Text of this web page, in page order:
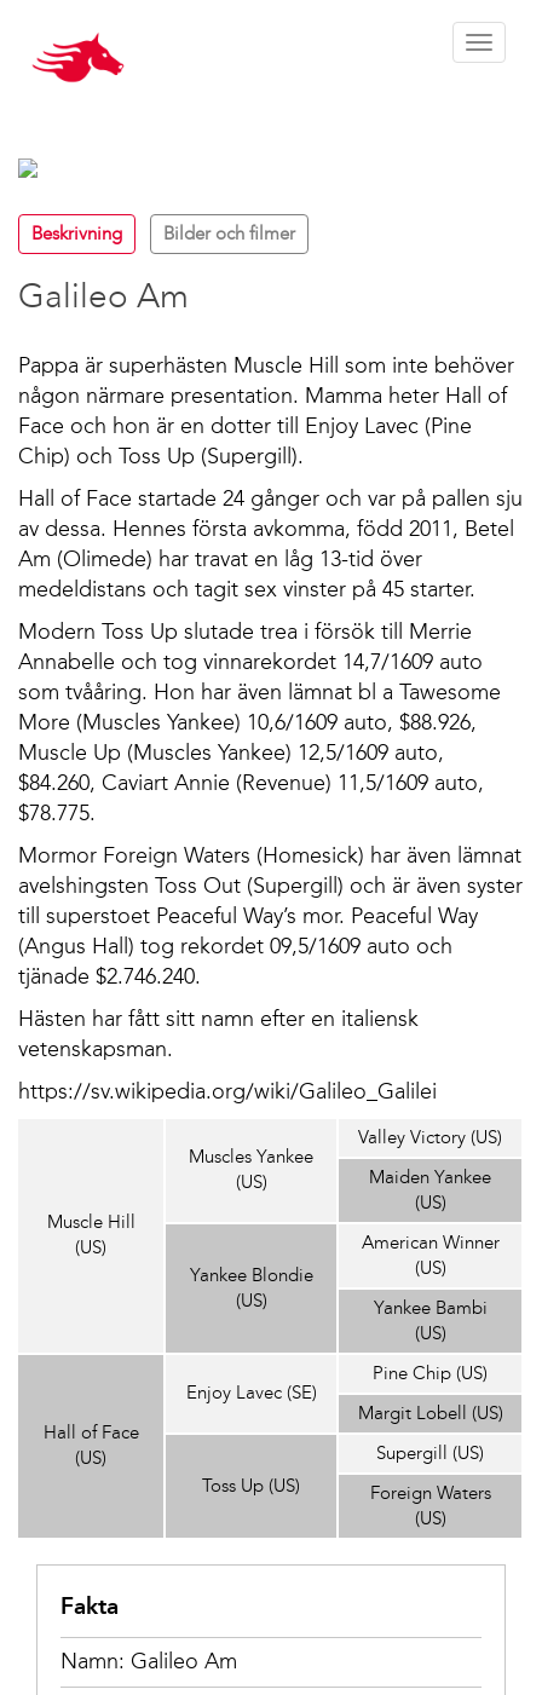
Toggle
Beskrivning Bilder och filmer
Galileo Am
Pappa är superhästen Muscle Hill som inte behöver
någon närmare presentation. Mamma heter Hall of
Face och hon är en dotter till Enjoy Lavec (Pine
Chip) och Toss Up (Supergill).
Hall of Face startade 24 gånger och var på pallen sju
av dessa. Hennes första avkomma, född 2011, Betel
Am (Olimede) har travat en låg 13-tid över
medeldistans och tagit sex vinster på 45 starter.
Modern Toss Up slutade trea i försök till Merrie
Annabelle och tog vinnarekordet 14,7/1609 auto
som tvååring. Hon har även lämnat bl a Tawesome
More (Muscles Yankee) 10,6/1609 auto, $88.926,
Muscle Up (Muscles Yankee) 12,5/1609 auto,
$84.260, Caviart Annie (Revenue) 11,5/1609 auto,
$78.775.
Mormor Foreign Waters (Homesick) har även lämnat
avelshingsten Toss Out (Supergill) och är även syster
till superstoet Peaceful Way’s mor. Peaceful Way
(Angus Hall) tog rekordet 09,5/1609 auto och
tjänade $2.746.240.
Hästen har fått sitt namn efter en italiensk
vetenskapsman.
https://sv.wikipedia.org/wiki/Galileo_Galilei
Muscle Hill
(US)
Muscles Yankee
(US)
Valley Victory (US)
Maiden Yankee
(US)
Yankee Blondie
(US)
American Winner
(US)
Yankee Bambi
(US)
Hall of Face
(US)
Enjoy Lavec (SE)
Pine Chip (US)
Margit Lobell (US)
Toss Up (US)
Supergill (US)
Foreign Waters
(US)
Fakta
Namn: Galileo Am